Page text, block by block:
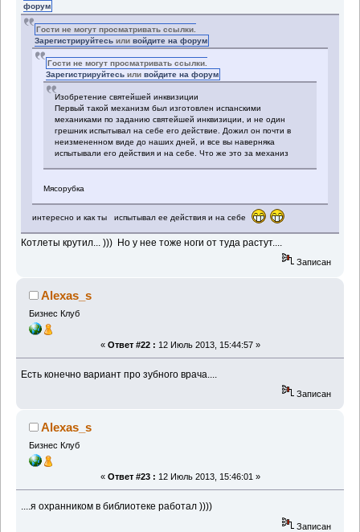
форум
Гости не могут просматривать ссылки.
Зарегистрируйтесь иливойдите на форум
Гости не могут просматривать ссылки.
Зарегистрируйтесь иливойдите на форум
Изобретение святейшей инквизиции
Первый такой механизм был изготовлен испанскими
механиками по заданию святейшей инквизиции, и не один
грешник испытывал на себе его действие. Дожил он почти в
неизмененном виде до наших дней, и все вы наверняка
испытывали его действия и на себе. Что же это за механиз
Мясорубка
интересно и как ты испытывал ее действия и на себе
Котлеты крутил... ))) Но у нее тоже ноги от туда растут....
Записан
Alexas_s
Бизнес Клуб
« Ответ #22 : 12 Июль 2013, 15:44:57 »
Есть конечно вариант про зубного врача....
Записан
Alexas_s
Бизнес Клуб
« Ответ #23 : 12 Июль 2013, 15:46:01 »
....я охранником в библиотеке работал ))))
Записан